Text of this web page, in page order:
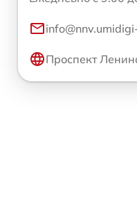
Проспект